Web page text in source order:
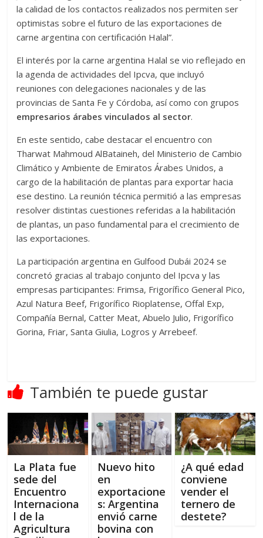
la calidad de los contactos realizados nos permiten ser
optimistas sobre el futuro de las exportaciones de
carne argentina con certificación Halal”.
El interés por la carne argentina Halal se vio reflejado en
la agenda de actividades del Ipcva, que incluyó
reuniones con delegaciones nacionales y de las
provincias de Santa Fe y Córdoba, así como con grupos
empresarios árabes vinculados al sector.
En este sentido, cabe destacar el encuentro con
Tharwat Mahmoud AlBataineh, del Ministerio de Cambio
Climático y Ambiente de Emiratos Árabes Unidos, a
cargo de la habilitación de plantas para exportar hacia
ese destino. La reunión técnica permitió a las empresas
resolver distintas cuestiones referidas a la habilitación
de plantas, un paso fundamental para el crecimiento de
las exportaciones.
La participación argentina en Gulfood Dubái 2024 se
concretó gracias al trabajo conjunto del Ipcva y las
empresas participantes: Frimsa, Frigorífico General Pico,
Azul Natura Beef, Frigorífico Rioplatense, Offal Exp,
Compañía Bernal, Catter Meat, Abuelo Julio, Frigorífico
Gorina, Friar, Santa Giulia, Logros y Arrebeef.
También te puede gustar
La Plata fue
sede del
Encuentro
Internaciona
l de la
Agricultura
Nuevo hito
en
exportacione
s: Argentina
envió carne
bovina con
¿A qué edad
conviene
vender el
ternero de
destete?